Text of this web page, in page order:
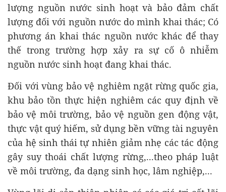
lượng nguồn nước sinh hoạt và bảo đảm chất
lượng đối với nguồn nước do mình khai thác; Có
phương án khai thác nguồn nước khác để thay
thế trong trường hợp xảy ra sự cố ô nhiễm
nguồn nước sinh hoạt đang khai thác.
Đối với vùng bảo vệ nghiêm ngặt rừng quốc gia,
khu bảo tồn thực hiện nghiêm các quy định về
bảo vệ môi trường, bảo vệ nguồn gen động vật,
thực vật quý hiếm, sử dụng bền vững tài nguyên
của hệ sinh thái tự nhiên giảm nhẹ các tác động
gây suy thoái chất lượng rừng,...theo pháp luật
về môi trường, đa dạng sinh học, lâm nghiệp,...